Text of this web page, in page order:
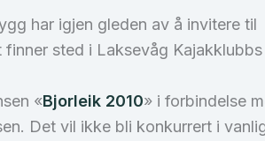
har igjen gleden av å invitere til
sted i Laksevåg
«Bjorleik 2010» i forbindelse
Det vil ikke bli konkurrert i